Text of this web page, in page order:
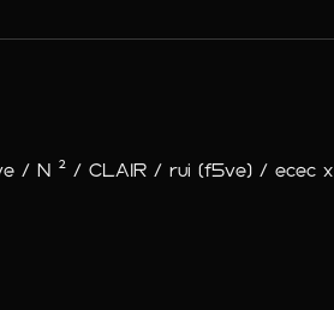
/ N ² / CLAIR / rui (f5ve) / ecec x